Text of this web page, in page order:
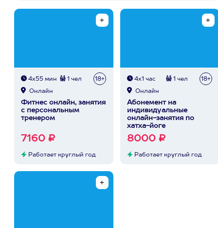
4х55 мин 1 чел 18+
Онлайн
Фитнес онлайн, занятия
с персональным
тренером
7160 ₽
Работает круглый год
4х1 час 1 чел 18+
Онлайн
Абонемент на
индивидуальные
онлайн-занятия по
хатха-йоге
8000 ₽
Работает круглый год